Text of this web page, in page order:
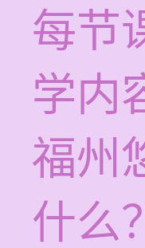
每节
学内
福州
什么？